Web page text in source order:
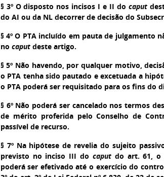
§ 3º O disposto nos incisos I e II do caput
do AI ou da NL decorrer de decisão do
§ 4º O PTA incluído em pauta de julgamento
no caputdeste artigo.
§ 5º Não havendo, por qualquer motivo,
o PTA tenha sido pautado e excetuada a
o PTA poderá ser requisitado para os fins do
§ 6º Não poderá ser cancelado nos termos
de mérito proferida pelo Conselho de
passível de recurso.
§ 7º Na hipótese de revelia do sujeito
previsto no inciso III do caputdo art. 61, o
poderá ser efetivado até o exercício do